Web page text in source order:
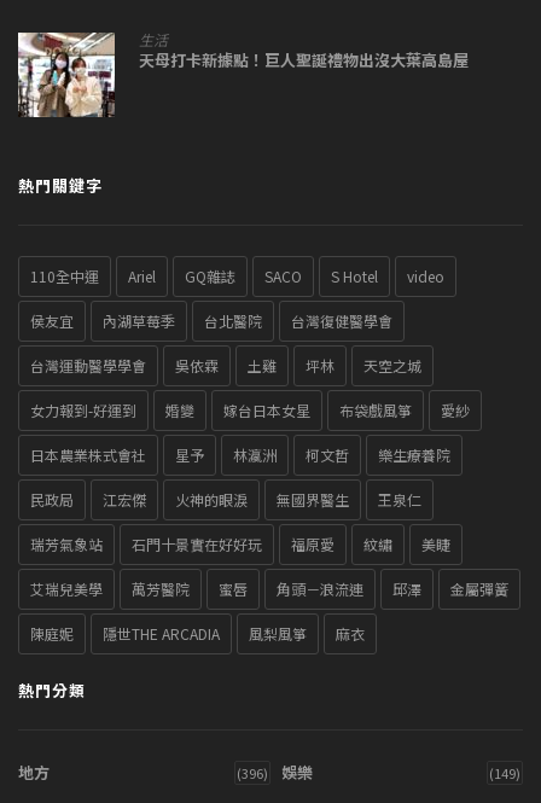
生活
天母打卡新據點！巨人聖誕禮物出沒大葉高島屋
熱門關鍵字
110全中運 Ariel GQ雜誌 SACO S Hotel video
侯友宜 內湖草莓季 台北醫院 台灣復健醫學會
台灣運動醫學學會 吳依霖 土雞 坪林 天空之城
女力報到-好運到 婚變 嫁台日本女星 布袋戲風箏 愛紗
日本農業株式會社 星予 林瀛洲 柯文哲 樂生療養院
民政局 江宏傑 火神的眼淚 無國界醫生 王泉仁
瑞芳氣象站 石門十景實在好好玩 福原愛 紋繡 美睫
艾瑞兒美學 萬芳醫院 蜜唇 角頭－浪流連 邱澤 金屬彈簧
陳庭妮 隱世THE ARCADIA 風梨風箏 麻衣
熱門分類
地方 (396) 娛樂 (149)